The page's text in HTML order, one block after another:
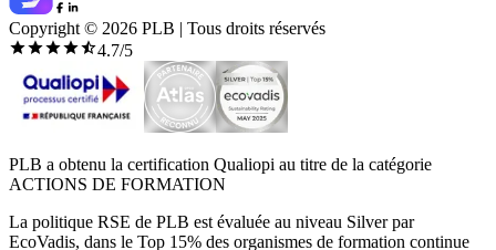
Copyright © 2026 PLB | Tous droits réservés
4.7/5
PLB a obtenu la certification Qualiopi au titre de la catégorie
ACTIONS DE FORMATION
La politique RSE de PLB est évaluée au niveau Silver par
EcoVadis, dans le Top 15% des organismes de formation continue